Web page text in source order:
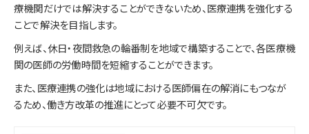
療機関だけでは解決することができないため、医療連携を強化する
ことで解決を目指します。
例えば、休日・夜間救急の輪番制を地域で構築することで、各医療機
関の医師の労働時間を短縮することができます。
また、医療連携の強化は地域における医師偏在の解消にもつなが
るため、働き方改革の推進にとって必要不可欠です。